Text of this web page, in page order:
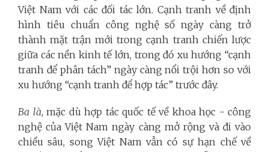
Việt Nam với các đối tác lớn. Cạnh tranh về định
hình tiêu chuẩn công nghệ số ngày càng trở
thành mặt trận mới trong cạnh tranh chiến lược
giữa các nền kinh tế lớn, trong đó xu hướng “cạnh
tranh để phân tách” ngày càng nổi trội hơn so với
xu hướng “cạnh tranh để hợp tác” trước đây.
Ba là, mặc dù hợp tác quốc tế về khoa học - công
nghệ của Việt Nam ngày càng mở rộng và đi vào
chiều sâu, song Việt Nam vẫn có sự hạn chế về